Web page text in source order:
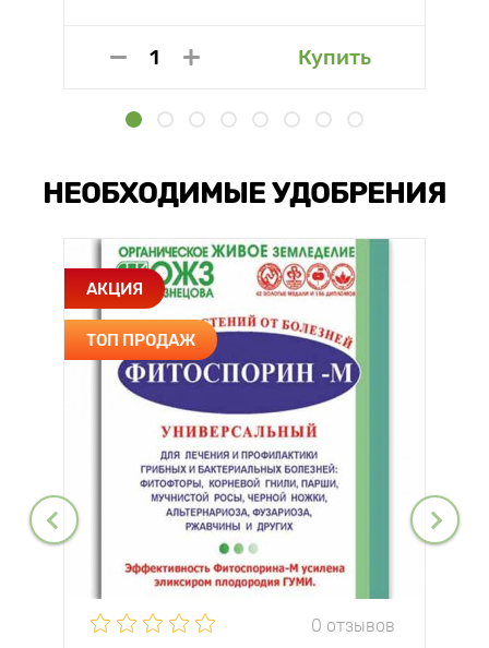
Купить
НЕОБХОДИМЫЕ УДОБРЕНИЯ
АКЦИЯ
ТОП ПРОДАЖ
0 отзывов